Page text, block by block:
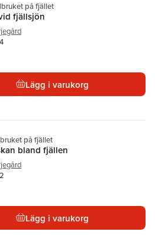
på fjället
fjällsjön
Lägg i varukorg
på fjället
bland fjällen
Lägg i varukorg